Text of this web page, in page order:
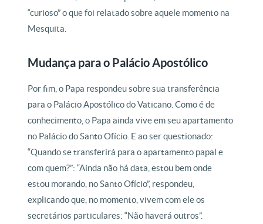
“curioso” o que foi relatado sobre aquele momento na
Mesquita.
Mudança para o Palácio Apostólico
Por fim, o Papa respondeu sobre sua transferência
para o Palácio Apostólico do Vaticano. Como é de
conhecimento, o Papa ainda vive em seu apartamento
no Palácio do Santo Ofício. E ao ser questionado:
“Quando se transferirá para o apartamento papal e
com quem?”: “Ainda não há data, estou bem onde
estou morando, no Santo Ofício”, respondeu,
explicando que, no momento, vivem com ele os
secretários particulares: “Não haverá outros”.